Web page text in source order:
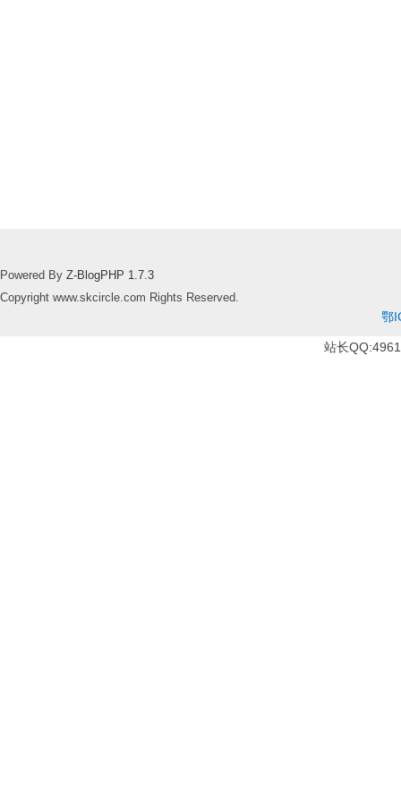
Powered By Z-BlogPHP 1.7.3
Copyright www.skcircle.com Rights Reserved.
鄂
站长